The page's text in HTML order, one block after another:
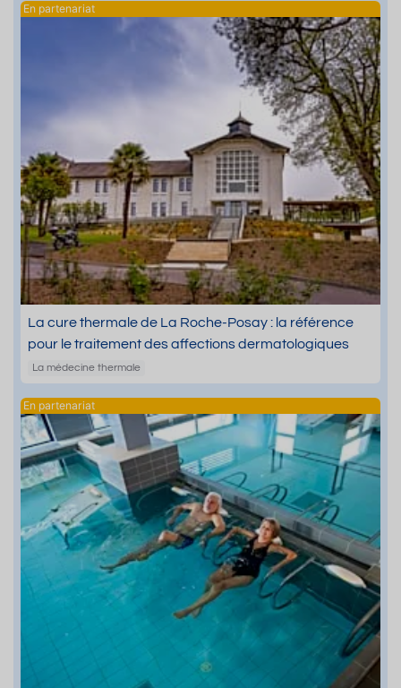
La cure thermale de La Roche-Posay : la référence
pour le traitement des affections dermatologiques
La médecine thermale